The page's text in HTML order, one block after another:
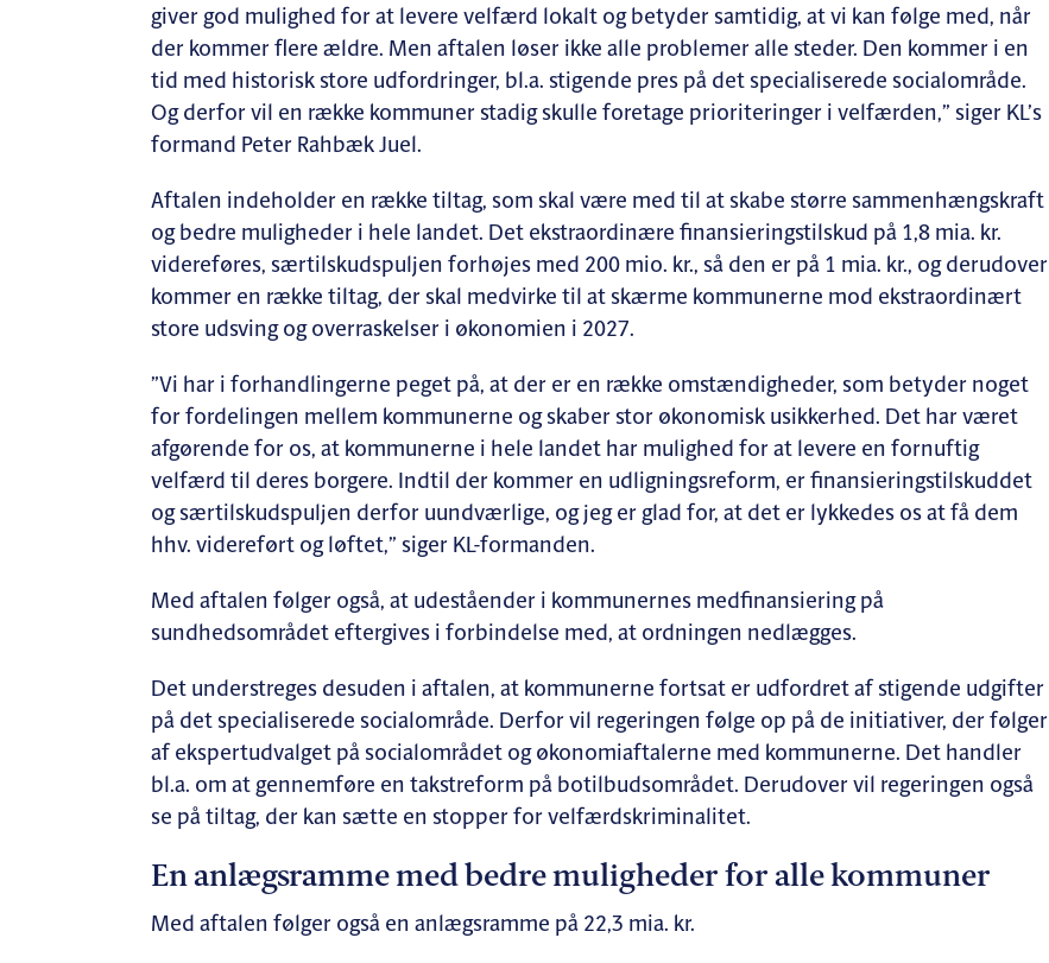
giver god mulighed for at levere velfærd lokalt og betyder samtidig, at vi kan følge med, når
der kommer flere ældre. Men aftalen løser ikke alle problemer alle steder. Den kommer i en
tid med historisk store udfordringer, bl.a. stigende pres på det specialiserede socialområde.
Og derfor vil en række kommuner stadig skulle foretage prioriteringer i velfærden,” siger KL’s
formand Peter Rahbæk Juel.
Aftalen indeholder en række tiltag, som skal være med til at skabe større sammenhængskraft
og bedre muligheder i hele landet. Det ekstraordinære finansieringstilskud på 1,8 mia. kr.
videreføres, særtilskudspuljen forhøjes med 200 mio. kr., så den er på 1 mia. kr., og derudover
kommer en række tiltag, der skal medvirke til at skærme kommunerne mod ekstraordinært
store udsving og overraskelser i økonomien i 2027.
”Vi har i forhandlingerne peget på, at der er en række omstændigheder, som betyder noget
for fordelingen mellem kommunerne og skaber stor økonomisk usikkerhed. Det har været
afgørende for os, at kommunerne i hele landet har mulighed for at levere en fornuftig
velfærd til deres borgere. Indtil der kommer en udligningsreform, er finansieringstilskuddet
og særtilskudspuljen derfor uundværlige, og jeg er glad for, at det er lykkedes os at få dem
hhv. videreført og løftet,” siger KL-formanden.
Med aftalen følger også, at udeståender i kommunernes medfinansiering på
sundhedsområdet eftergives i forbindelse med, at ordningen nedlægges.
Det understreges desuden i aftalen, at kommunerne fortsat er udfordret af stigende udgifter
på det specialiserede socialområde. Derfor vil regeringen følge op på de initiativer, der følger
af ekspertudvalget på socialområdet og økonomiaftalerne med kommunerne. Det handler
bl.a. om at gennemføre en takstreform på botilbudsområdet. Derudover vil regeringen også
se på tiltag, der kan sætte en stopper for velfærdskriminalitet.
En anlægsramme med bedre muligheder for alle kommuner
Med aftalen følger også en anlægsramme på 22,3 mia. kr.